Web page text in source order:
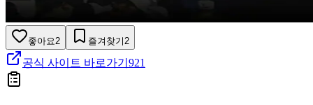
좋아요 2 즐겨찾기 2
공식 사이트 바로가기 921